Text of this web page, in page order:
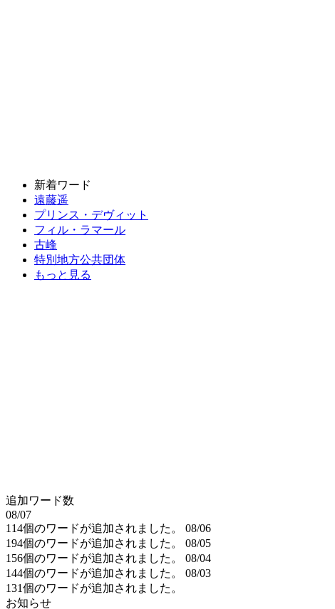
新着ワード
遠藤遥
プリンス・デヴィット
フィル・ラマール
古峰
特別地方公共団体
もっと見る
追加ワード数
08/07
114個のワードが追加されました。
08/06
194個のワードが追加されました。
08/05
156個のワードが追加されました。
08/04
144個のワードが追加されました。
08/03
131個のワードが追加されました。
お知らせ